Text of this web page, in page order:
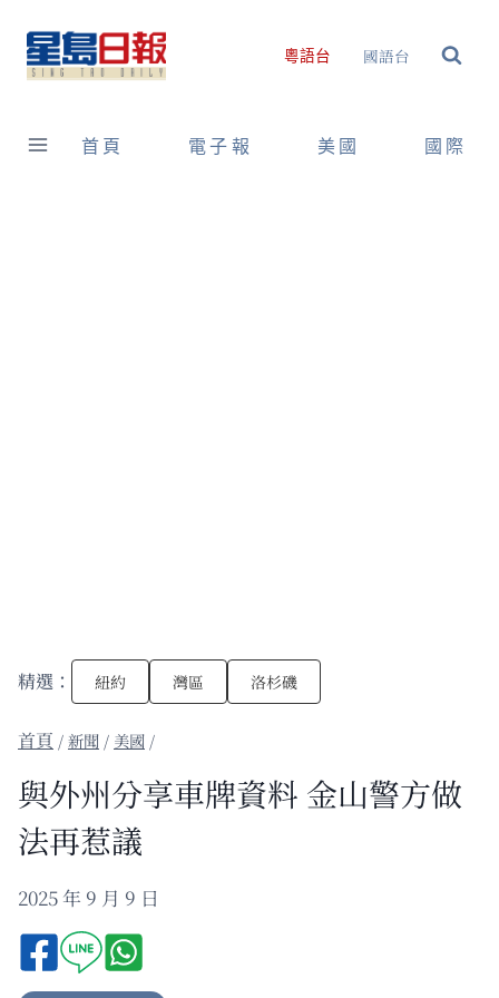
content
粵語台 國語台
首頁 電子報 美國 國際
精選： 紐約 灣區 洛杉磯
/新聞 / 美國 /
與外州分享車牌資料 金山警方做
法再惹議
2025 年 9 月 9 日